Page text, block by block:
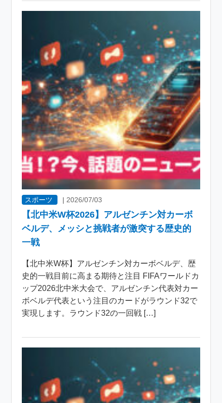
スポーツ | 2026/07/03
【北中米W杯2026】アルゼンチン対カーボ
ベルデ、メッシと挑戦者が激突する歴史的
一戦
【北中米W杯】アルゼンチン対カーボベルデ、歴
史的一戦目前に高まる期待と注目 FIFAワールドカ
ップ2026北中米大会で、アルゼンチン代表対カー
ボベルデ代表という注目のカードがラウンド32で
実現します。ラウンド32の一回戦 […]